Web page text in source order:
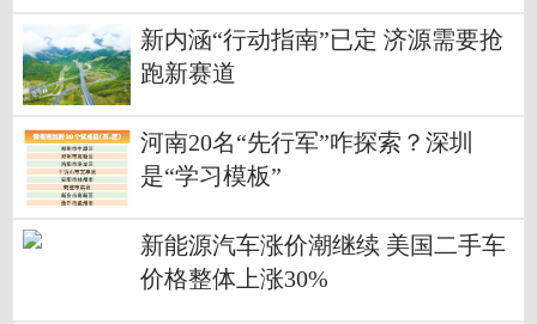
新内涵“行动指南”已定 济源需要抢
跑新赛道
河南20名“先行军”咋探索？深圳
是“学习模板”
新能源汽车涨价潮继续 美国二手车
价格整体上涨30%